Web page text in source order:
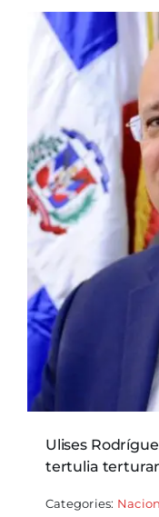
Ulises
tertulia
Categories: